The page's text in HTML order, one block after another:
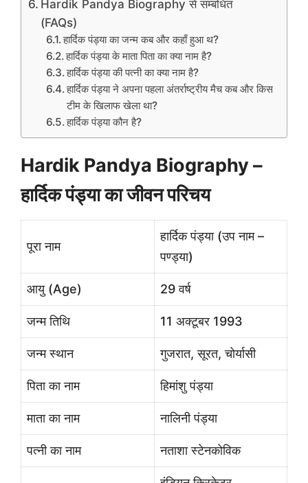
Hardik Pandya Biography से सम्बंधित
(FAQs)
हार्दिक पंड्या का जन्म कब और कहाँ हुआ थ?
हार्दिक पंड्या के माता पिता का क्या नाम है?
हार्दिक पंड्या की पत्नी का क्या नाम है?
हार्दिक पंड्या ने अपना पहला अंतर्राष्ट्रीय मैच कब और किस
टीम के खिलाफ खेला था?
हार्दिक पंड्या कौन है?
Hardik Pandya Biography –
हार्दिक पंड्या का जीवन परिचय
पूरा नाम
हार्दिक पंड्या (उप नाम –
पण्ड्या)
आयु (Age) 29 वर्ष
जन्म तिथि 11 अक्टूबर 1993
जन्म स्थान गुजरात, सूरत, चोर्यासी
पिता का नाम हिमांशु पंड्या
माता का नाम नालिनी पंड्या
पत्नी का नाम नताशा स्टेनकोविक